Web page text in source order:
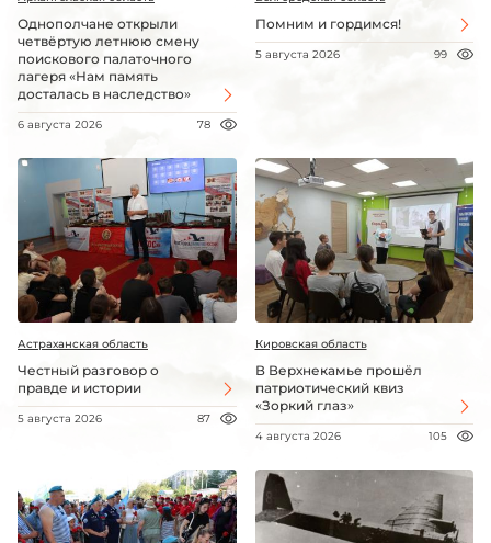
Однополчане открыли
четвёртую летнюю смену
поискового палаточного
лагеря «Нам память
досталась в наследство»
6 августа 2026 78
Помним и гордимся!
5 августа 2026 99
Астраханская область
Честный разговор о
правде и истории
5 августа 2026 87
Кировская область
В Верхнекамье прошёл
патриотический квиз
«Зоркий глаз»
4 августа 2026 105